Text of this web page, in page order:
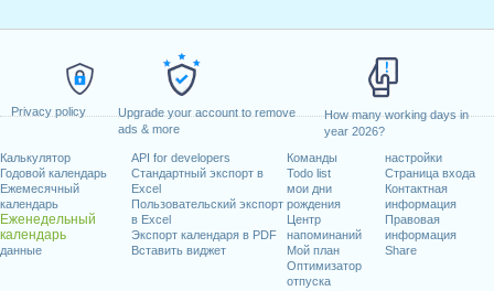
Privacy policy
Upgrade your account to remove
ads & more
How many working days in
year 2026?
Калькулятор
Годовой календарь
Ежемесячный
календарь
Еженедельный
календарь
данные
API for developers
Стандартный экспорт в
Excel
Пользовательский экспорт
в Excel
Экспорт календаря в PDF
Вставить виджет
Команды
Todo list
мои дни
рождения
Центр
напоминаний
Мой план
Оптимизатор
отпуска
настройки
Страница входа
Контактная
информация
Правовая
информация
Share